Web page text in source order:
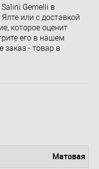
Gemelli в
или с доставкой
которое оценит
его в нашем
заказ - товар в
Матовая